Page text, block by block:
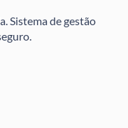
Sistema de gestão